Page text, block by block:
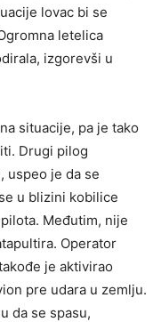
lovac bi se
letelica
izgorevši u
situacije, pa je tako
Drugi pilog
uspeo je da se
u blizini kobilice
Međutim, nije
Operator
je aktivirao
pre udara u zemlju.
da se spasu,